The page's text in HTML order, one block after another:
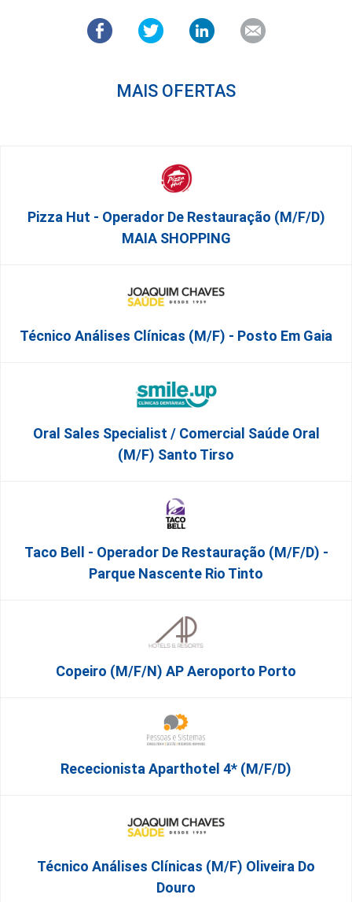
MAIS OFERTAS
Pizza Hut - Operador De Restauração (m/f/d)
MAIA SHOPPING
Técnico Análises Clínicas (M/F) - Posto Em Gaia
Oral Sales Specialist / Comercial Saúde Oral
(M/F) Santo Tirso
Taco Bell - Operador De Restauração (m/f/d) -
Parque Nascente Rio Tinto
Copeiro (M/F/N) AP Aeroporto Porto
Rececionista Aparthotel 4* (m/f/d)
Técnico Análises Clínicas (M/F) Oliveira Do
Douro